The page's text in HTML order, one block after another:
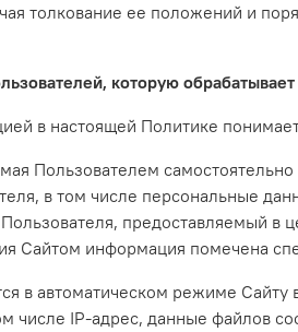
толкование ее положений и
которую
в настоящей Политике
Пользователем
в том числе персональные
предоставляемый в
Сайтом информация помечена
в автоматическом режиме Сайту
числе IP-адрес, данные файлов